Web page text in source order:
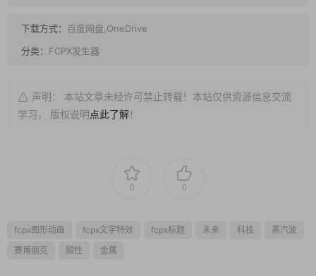
下载方式： 百度网盘,OneDrive
分类： FCPX发生器
声明： 本站文章未经许可禁止转载！本站仅供资源信息交流
学习， 版权说明点此了解！
0 0
fcpx图形动画 fcpx文字特效 fcpx标题 未来 科技
蒸汽波
赛博朋克
酸性 金属